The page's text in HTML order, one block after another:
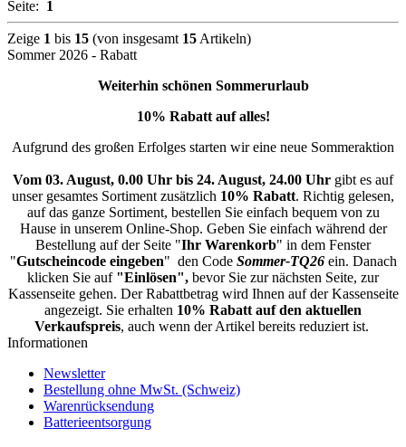
Seite: 1
Zeige 1 bis 15 (von insgesamt 15Artikeln)
Sommer 2026 - Rabatt
Weiterhin schönen Sommerurlaub
10% Rabatt auf alles!
Aufgrund des großen Erfolges starten wir eine neue Sommeraktion
Vom 03. August, 0.00 Uhr bis 24. August, 24.00 Uhr gibt es auf
unser gesamtes Sortiment zusätzlich 10% Rabatt. Richtig gelesen,
auf das ganze Sortiment, bestellen Sie einfach bequem von zu
Hause in unserem Online-Shop. Geben Sie einfach während der
Bestellung auf der Seite "Ihr Warenkorb" in dem Fenster
"Gutscheincode eingeben" den Code Sommer-TQ26 ein. Danach
klicken Sie auf "Einlösen", bevor Sie zur nächsten Seite, zur
Kassenseite gehen. Der Rabattbetrag wird Ihnen auf der Kassenseite
angezeigt. Sie erhalten 10% Rabatt auf den aktuellen
Verkaufspreis, auch wenn der Artikel bereits reduziert ist.
Informationen
Newsletter
Bestellung ohne MwSt. (Schweiz)
Warenrücksendung
Batterieentsorgung